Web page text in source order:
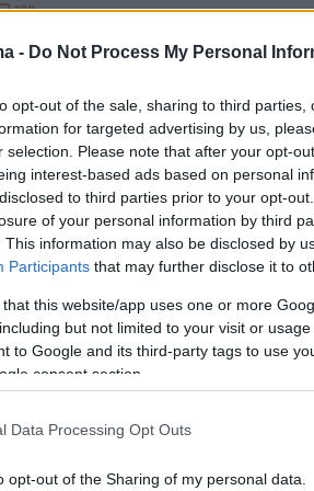
- Do Not Process My Personal
opt-out of the sale, sharing to third
for targeted advertising by us,
selection. Please note that after your opt-
interest-based ads based on personal
to third parties prior to your opt-
of your personal information by third
This information may also be disclosed by
Participants that may further disclose it to
that this website/app uses one or more
but not limited to your visit or
to Google and its third-party tags to use
consent section.
Data Processing Opt Outs
opt-out of the Sharing of my personal data.
Εξερράγη ο
από τον
τράβηξα για να πει τη λέξη
τόνισε ενοχλημένος
128
Άιλις είπε ότι οι
body-shaming όπως
ξεκαρδιστικό» ήταν ένα από τα
11